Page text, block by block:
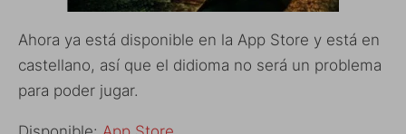
Ahora ya está disponible en la App Store y está en
castellano, así que el didioma no será un problema
para poder jugar.